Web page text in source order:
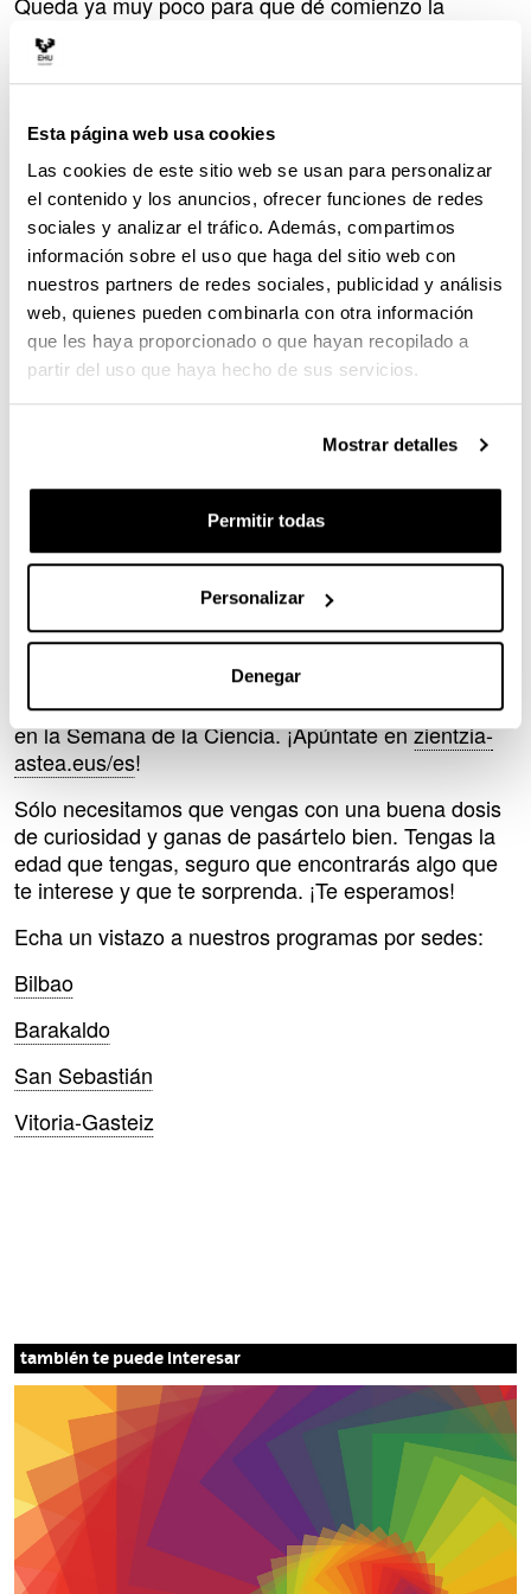
Esta página web usa cookies
Las cookies de este sitio web se usan para personalizar
el contenido y los anuncios, ofrecer funciones de redes
sociales y analizar el tráfico. Además, compartimos
información sobre el uso que haga del sitio web con
nuestros partners de redes sociales, publicidad y análisis
web, quienes pueden combinarla con otra información
que les haya proporcionado o que hayan recopilado a
partir del uso que haya hecho de sus servicios.
Mostrar detalles
Permitir todas
Personalizar
Denegar
Semana de la Ciencia, la Tecnología y la Innovación.
Organizada por la Universidad del País Vasco, está
destinada a todas aquellas personas que sientan
mayores, niñas, niños o adolescentes. En Zientzia
Astea 2023 tendrán la oportunidad de ver, escuchar,
sentir y hablar de ciencia con quienes trabajan día a
día en ella.
Esta edición girará en torno a la“Salud Planetaria”
ya que el bienestar de las plantas y de los animales
está directamente ligado a la salud humana.
Talleres, conferencias, exposiciones, concursos,
monólogos, visitas guiadasy mucho más es lo
que encontrarás enBizkaia Aretoa de Bilbao, en
Museo Bibat y la
Centro Cívico Clara Campoamor de Barakaldo.
8 al 12 de noviembre
Semana de la Ciencia.
Botánica, arqueología, astronomía, ejercicio físico,
geología, química, medioambiente, robótica, historia,
automoción, pintura, física, lenguaje, biología,
matemáticas… son sólo algunas de las áreas que
podrás conocer de cerca y de forma práctica y lúdica
en la Semana de la Ciencia. ¡Apúntate enzientzia-
astea.eus/es!
Sólo necesitamos que vengas con una buena dosis
de curiosidad y ganas de pasártelo bien. Tengas la
edad que tengas, seguro que encontrarás algo que
te interese y que te sorprenda. ¡Te esperamos!
Echa un vistazo a nuestros programas por sedes:
Bilbao
Barakaldo
San Sebastián
Vitoria-Gasteiz
también te puede interesar